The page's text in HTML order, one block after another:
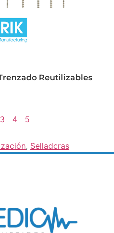
Reutilizables
3 4 5
, Selladoras